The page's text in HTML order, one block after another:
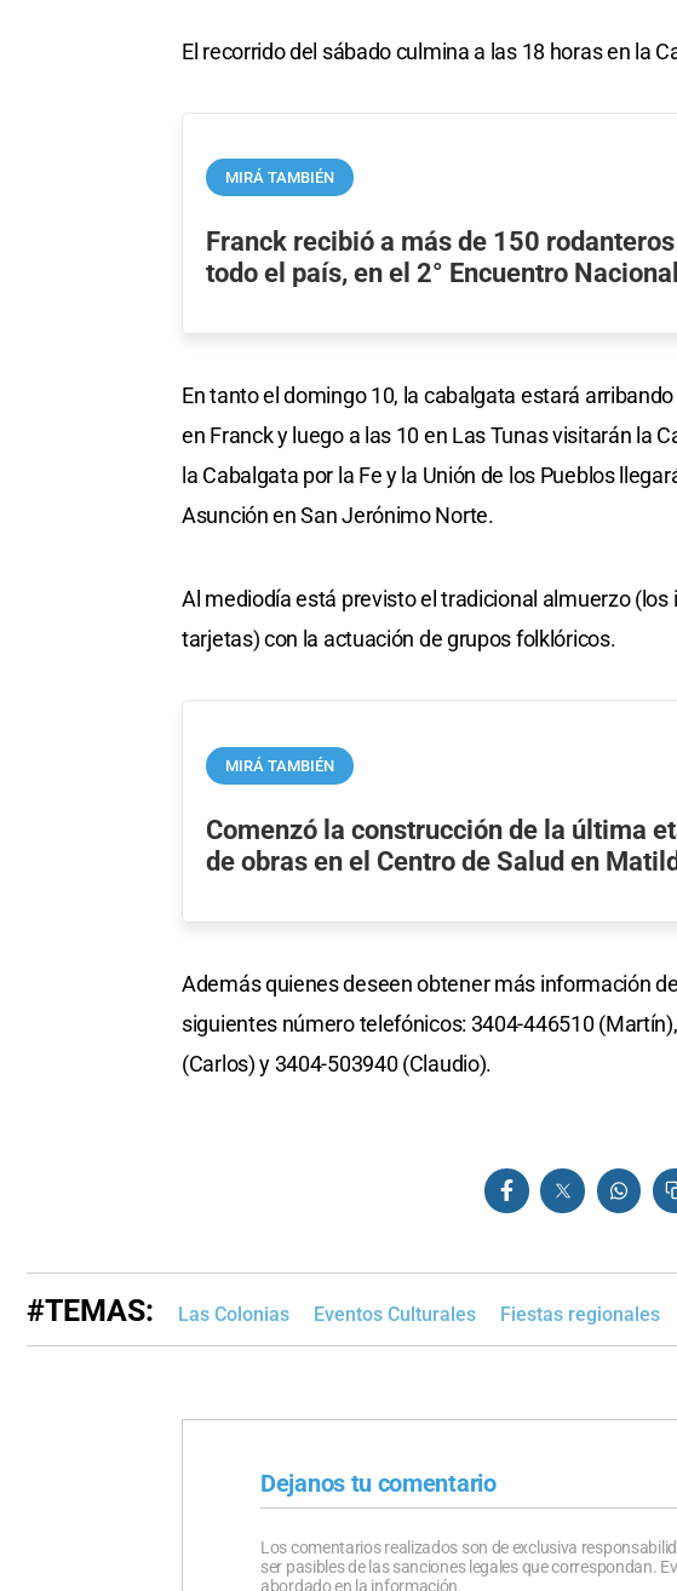
El recorrido del sábado culmina a las 18 horas en la
MIRÁ TAMBIÉN
Franck recibió a más de 150
todo el país, en el 2° Encuentro Nacional
En tanto el domingo 10, la cabalgata estará
en Franck y luego a las 10 en Las Tunas visitarán la
la Cabalgata por la Fe y la Unión de los Pueblos
Asunción en San Jerónimo Norte.
Al mediodía está previsto el tradicional almuerzo
tarjetas) con la actuación de grupos folklóricos.
MIRÁ TAMBIÉN
Comenzó la construcción de la última
de obras en el Centro de Salud en
Además quienes deseen obtener más información
siguientes número telefónicos: 3404-446510
(Carlos) y 3404-503940 (Claudio).
#TEMAS: Las Colonias Eventos Culturales Fiestas regionales
Dejanos tu comentario
Los comentarios realizados son de exclusiva
ser pasibles de las sanciones legales que correspondan.
abordado en la información.